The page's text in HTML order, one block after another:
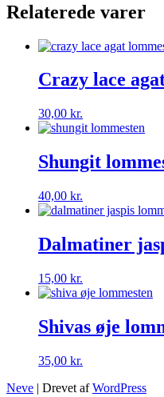
Relaterede varer
Crazy lace
30,00 kr.
Shungit
40,00 kr.
Dalmatiner
15,00 kr.
Shivas øje
35,00 kr.
Neve | Drevet afWordPress